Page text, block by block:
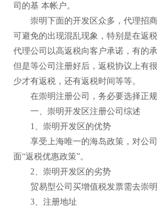
司的基 本帐户。
崇明下面的开发区众多，代理招商
可避免的出现混乱现象，特别是在返
代理公司以高返税向客户承诺，有的
但是等公司注册好后，返税协议上有
少才有返税，还有返税时间等等。
在崇明注册公司，务必要选择正规
一、崇明开发区注册公司综述
1、崇明开发区的优势
享受上海唯一的海岛政策，对公司
面“返税优惠政策”。
2、崇明开发区的劣势
贸易型公司买增值税发票需去崇明
3、注册地址